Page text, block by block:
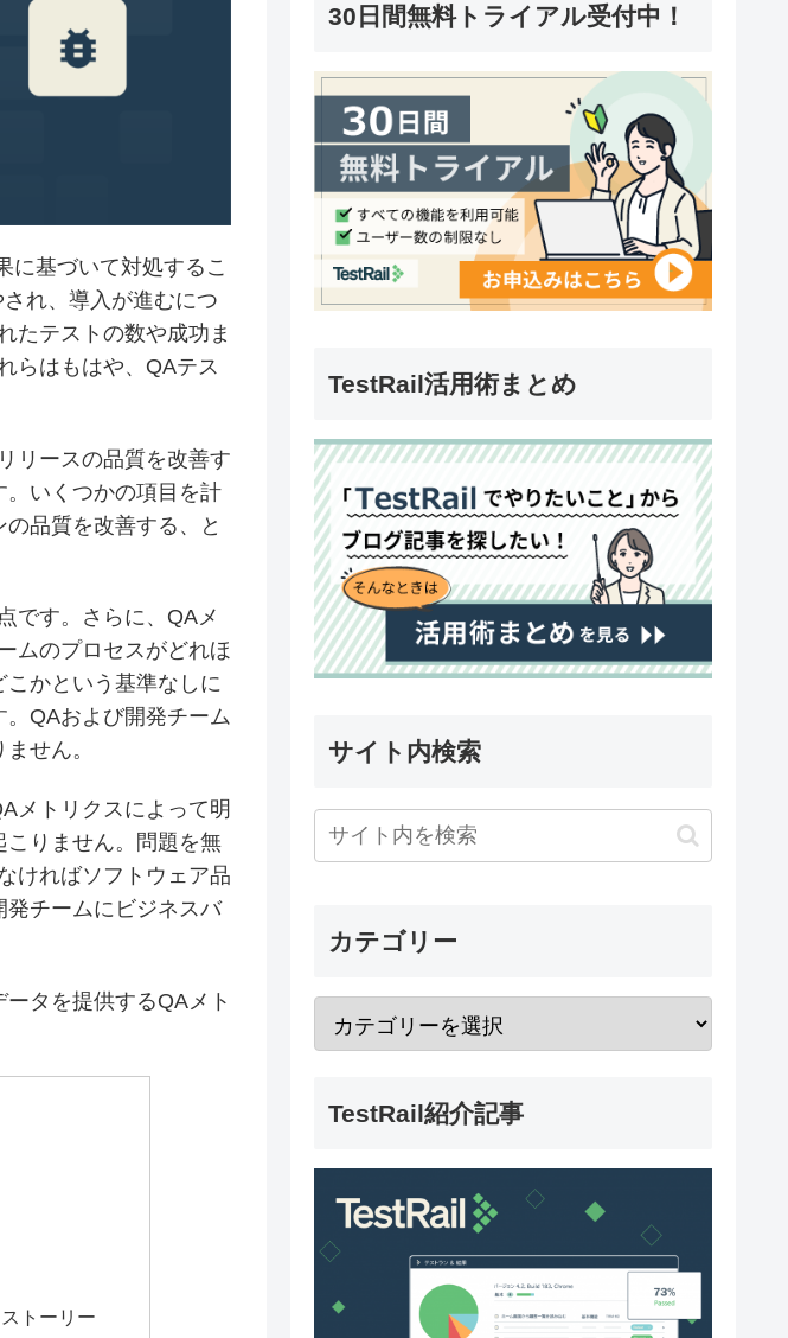
に基づいて対処するこ
れ、導入が進むにつ
たテストの数や成功ま
らはもはや、QAテス
リースの品質を改善す
いくつかの項目を計
品質を改善する、と
です。さらに、QAメ
ムのプロセスがどれほ
かという基準なしに
QAおよび開発チーム
せん。
メトリクスによって明
こりません。問題を無
ければソフトウェア品
チームにビジネスバ
タを提供するQAメト
トーリー
30日間無料トライアル受付中！
TestRail活用術まとめ
サイト内検索
カテゴリー
TestRail紹介記事